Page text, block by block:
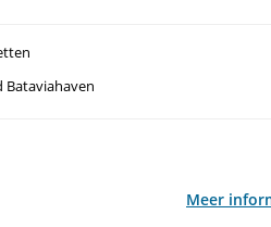
Bataviahaven
Meer